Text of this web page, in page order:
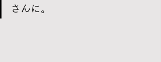
さんに。